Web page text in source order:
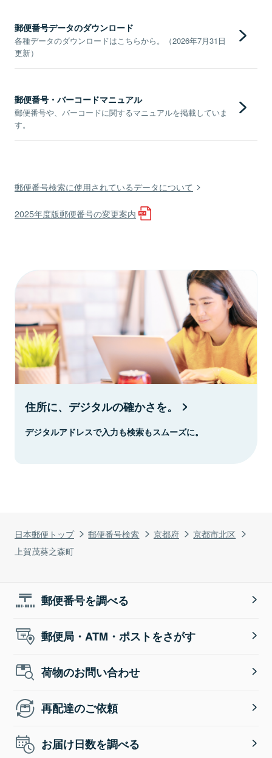
日本郵便トップ 郵便番号検索 京都府
京都市北区
上賀茂葵之森町
郵便番号データのダウンロード
各種データのダウンロードはこちらから。（2026年7月31日
更新）
郵便番号・バーコードマニュアル
郵便番号や、バーコードに関するマニュアルを掲載していま
す。
郵便番号検索に使用されているデータについて
2025年度版郵便番号の変更案内
住所に、デジタルの確かさを。
デジタルアドレスで入力も検索もスムーズに。
郵便番号を調べる
郵便局・ATM・ポストをさがす
荷物のお問い合わせ
再配達のご依頼
お届け日数を調べる